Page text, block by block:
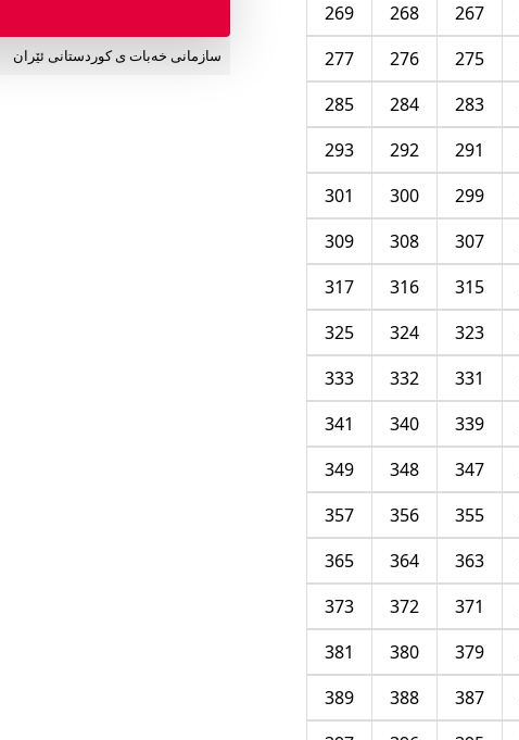
267
268
269
275
276
277
283
284
285
291
292
293
299
300
301
307
308
309
315
316
317
323
324
325
331
332
333
339
340
341
347
348
349
355
356
357
363
364
365
371
372
373
379
380
381
387
388
389
سازمانی خەبات ی کوردستانی ئێران